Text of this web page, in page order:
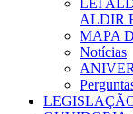
LEI
ALDIR
MAPA
Notícias